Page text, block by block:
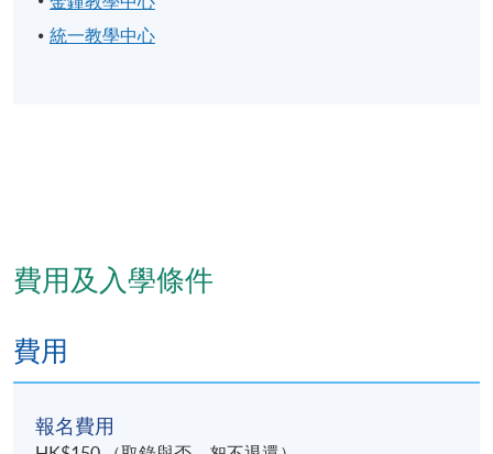
統一教學中心
費用及入學條件
費用
報名費用